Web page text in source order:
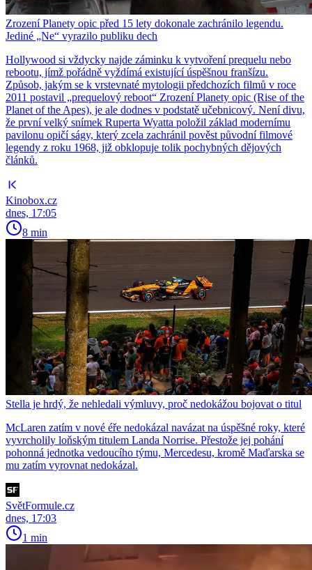
Zrození Planety opic před 15 lety dokonale zachránilo legendu.
Jediné „Ne“ vyrazilo publiku dech
Hollywood si vždycky najde záminku k vytvoření prequelu nebo
rebootu, jímž pořádně vyždímá existující úspěšnou franšízu.
Způsob, jakým se k vrstevnaté mytologii předchozích filmů v roce
2011 postavil „prequelový reboot“ Zrození Planety opic (Rise of the
Planet of the Apes), je ale dodnes v podstatě učebnicový. Není divu,
že první velký snímek Ruperta Wyatta položil základ modernímu
pavilonu opičí ságy, který zcela zachránil pověst původní filmové
legendy z roku 1968, již obklopuje tolik pochybných dějových
článků.
Kinobox.cz
dnes, 17:05
8 min
Stella je hrdý, že nehledali výmluvy, proč nedokážou bojovat o titul
McLaren zatím v nové éře nedokázal navázat na úspěšné roky, které
vyvrcholily loňským titulem Landa Norrise. Přestože jej pohání
pohonná jednotka vedoucího týmu, Mercedesu, kromě Maďarska se
mu zatím vyrovnat nedokázal.
SvětFormule.cz
dnes, 17:03
1 min